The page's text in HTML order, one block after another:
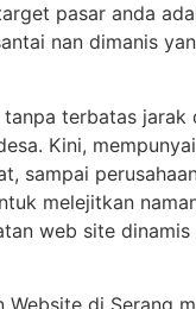
pasar anda
nan dimanis
terbatas jarak
Kini,
sampai
melejitkan
web site